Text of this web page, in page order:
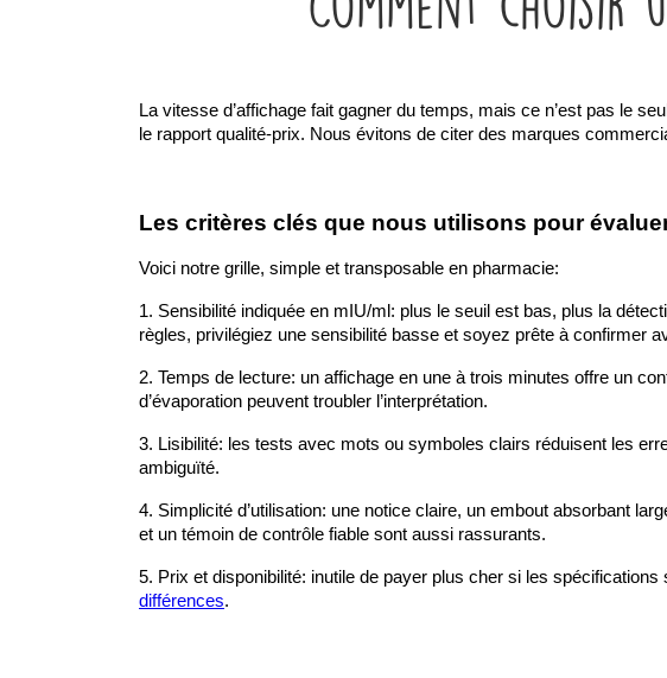
La vitesse d’affichage fait gagner du temps, mais ce n’est pas le
le rapport qualité-prix. Nous évitons de citer des marques
Les critères clés que nous utilisons pour
Voici notre grille, simple et transposable en pharmacie:
1. Sensibilité indiquée en mIU/ml: plus le seuil est bas, plus la
règles, privilégiez une sensibilité basse et soyez prête à confirmer
2. Temps de lecture: un affichage en une à trois minutes offre un
d’évaporation peuvent troubler l’interprétation.
3. Lisibilité: les tests avec mots ou symboles clairs réduisent les
ambiguïté.
4. Simplicité d’utilisation: une notice claire, un embout absorbant
et un témoin de contrôle fiable sont aussi rassurants.
5. Prix et disponibilité: inutile de payer plus cher si les
différences.